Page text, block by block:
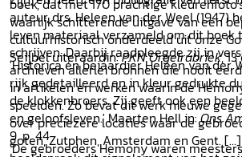
waarlijk schitterende uitgave van een
cultuurhistorisch onderdeeld uit onze
Seijbel uiteraardin:PKN Orgelrubriek,
auteur, drs. Heleen van der Weel (1947)
leven materiaal verzameld om dit boek
schrijven. Daarbij raadpleegde zij in
archieven allerlei bronnen die nooit
in artikelen en werken waarin de
speelden. Zo bevat dit werk nieuwe
over preciezere locaties waar de
goten, Zutphen, Amsterdam en Gent.
'Historica én beiaardier Heleen van der
rijk gedetailleerd en in kleur gedrukte
de klokkenbroers. Zij geeft ook een
en geloofsleven.' Maarten Hell in:Ons
9, p. 44
'De gebroeders Hemony waren